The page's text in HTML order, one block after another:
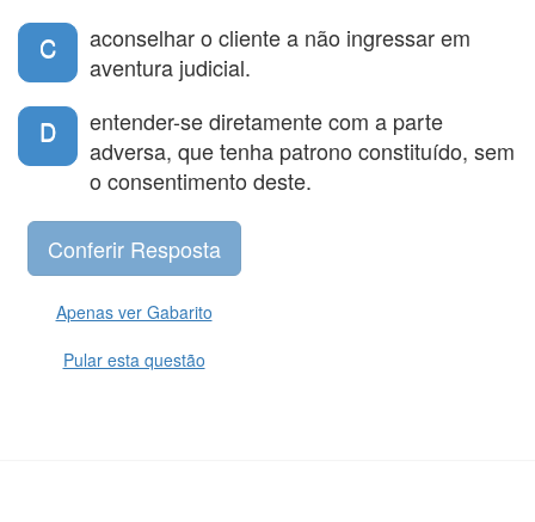
C
aconselhar o cliente a não ingressar em
aventura judicial.
D
entender-se diretamente com a parte
adversa, que tenha patrono constituído, sem
o consentimento deste.
Apenas ver Gabarito
Pular esta questão